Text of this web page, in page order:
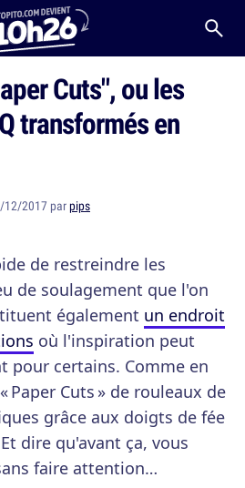
Cuts", ou les
transformés en
12/2017 parpips
de restreindre les
de soulagement que l'on
également un endroit
où l'inspiration peut
pour certains. Comme en
Paper Cuts » de rouleaux de
grâce aux doigts de fée
dire qu'avant ça, vous
faire attention…